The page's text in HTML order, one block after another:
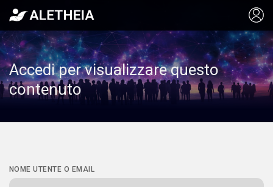
Accedi per visualizzare questo
contenuto
NOME UTENTE O EMAIL